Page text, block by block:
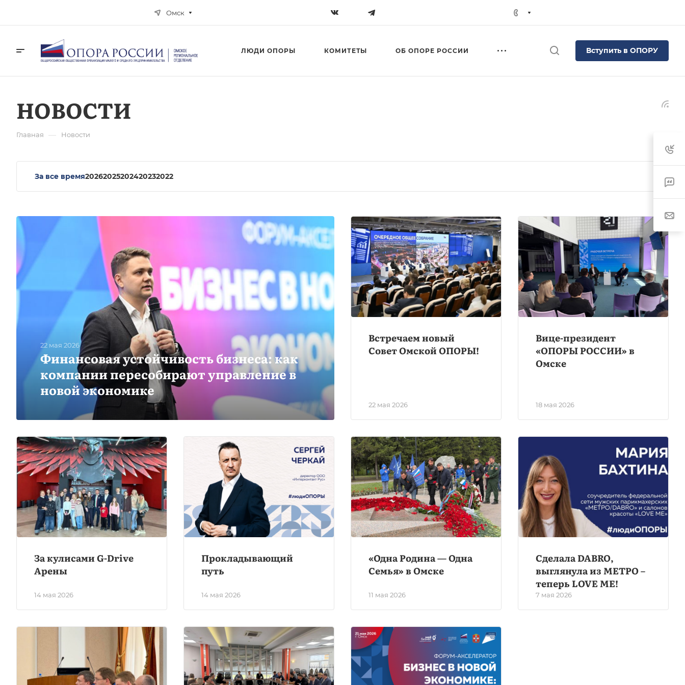
Омск
ЛЮДИ ОПОРЫ КОМИТЕТЫ ОБ ОПОРЕ РОССИИ Вступить в ОПОРУ
НОВОСТИ
Главная — Новости
За все время20262025202420232022
Финансовая устойчивость бизнеса: как
компании пересобирают управление в
новой экономике
22 мая 2026
Встречаем новый
Совет Омской ОПОРЫ!
22 мая 2026
Вице-президент
«ОПОРЫ РОССИИ» в
Омске
18 мая 2026
За кулисами G-Drive
Арены
14 мая 2026
Прокладывающий
путь
14 мая 2026
«Одна Родина — Одна
Семья» в Омске
11 мая 2026
Сделала DABRO,
выглянула из МЕТРО –
теперь LOVE ME!
7 мая 2026